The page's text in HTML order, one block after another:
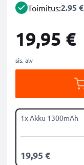
Toimitus:2.95 €
19,95 €
sis. alv
1x Akku 1300mAh
19,95 €